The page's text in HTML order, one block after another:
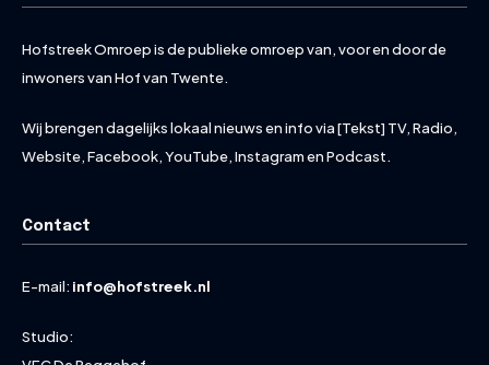
Hofstreek Omroep is de publieke omroep van, voor en door de
inwoners van Hof van Twente.
Wij brengen dagelijks lokaal nieuws en info via [Tekst] TV, Radio,
Website, Facebook, YouTube, Instagram en Podcast.
Contact
E-mail: info@hofstreek.nl
Studio: